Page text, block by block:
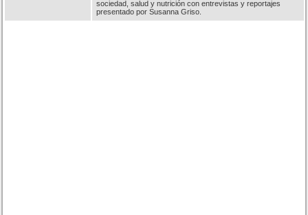
sociedad, salud y nutrición con entrevistas y reportajes
presentado por Susanna Griso.